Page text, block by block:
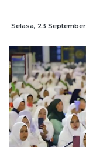
Selasa, 23